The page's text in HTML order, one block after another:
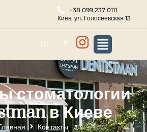
+38 099 237 0111
Киев, ул. Голосеевская 13
ru
стоматологии
в Киеве
Контакты